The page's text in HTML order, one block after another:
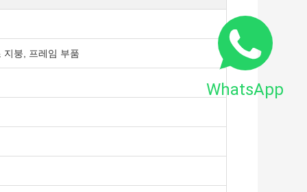
지붕, 프레임 부품
WhatsApp